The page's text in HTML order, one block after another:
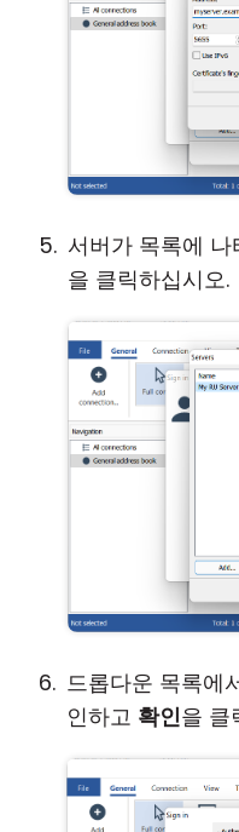
서버가 목록에
을 클릭하십시오.
드롭다운 목록에
인하고 확인을 클